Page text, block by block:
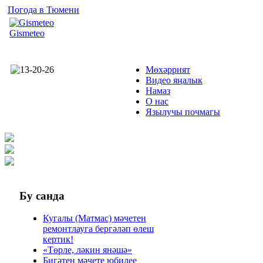
Погода в Тюмени
Gismeteo
Мөхәррият
Видео яңалык
Намаз
О нас
Язылучы почмагы
Бу санда
Кугалы (Матмас) мәчетен
ремонтлауга бергәләп өлеш
кертик!
«Төрле, ләкин янәшә»
Бигәтен мәчете юбилее